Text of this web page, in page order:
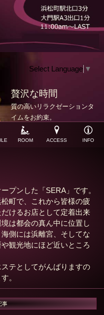
Select Language ▼
贅沢な時間
質の高いリラクゼーションタ
イムをお約束。
ROOM ACCESS INFO
プンした「SERA」です。
町で、これから皆様の疲
けるお店として定着出来
は都会の真ん中に位置し
側には浜離宮、そしてな
観光地にほど近いところ
テとしてがんばりますの
。
事